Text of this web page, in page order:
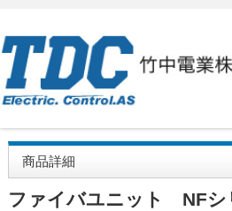
商品詳細
ファイバユニット NFシ